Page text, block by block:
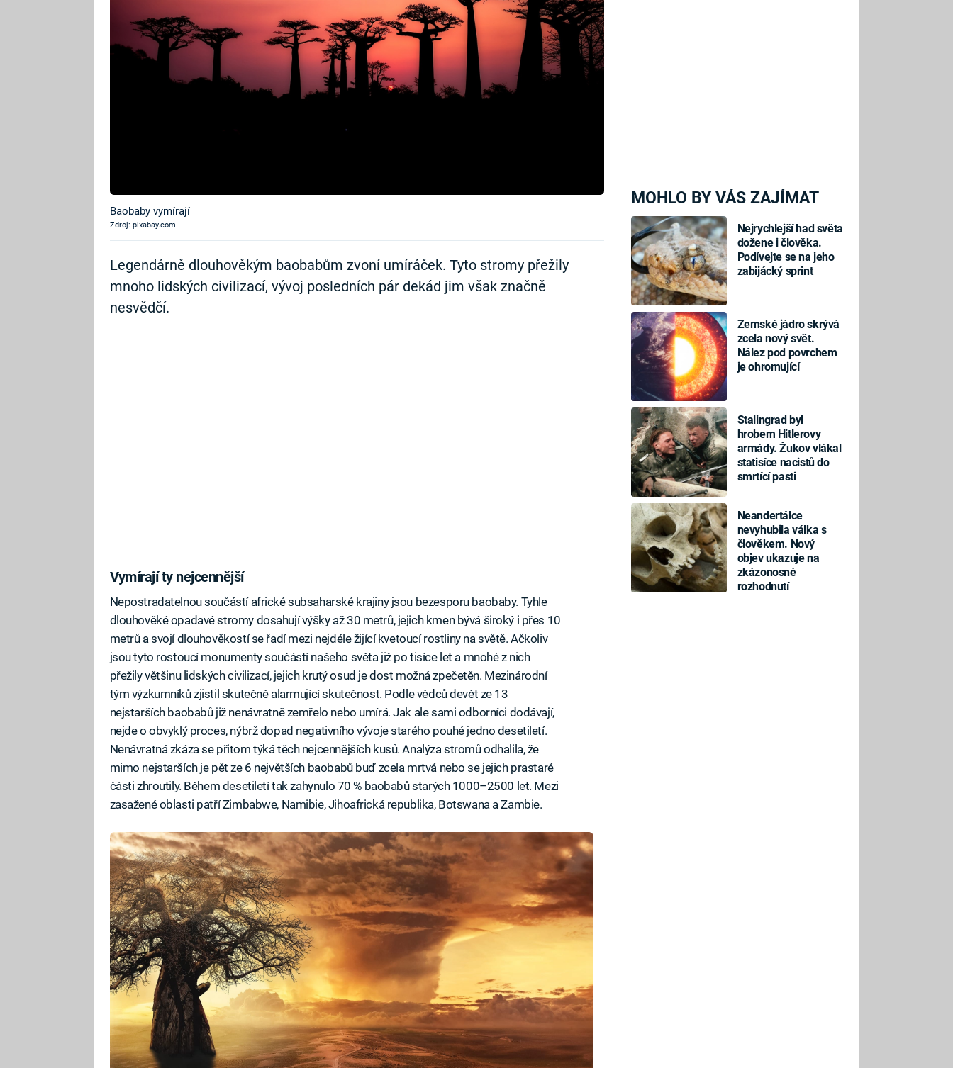
MOHLO BY VÁS ZAJÍMAT
Nejrychlejší had světa
dožene i člověka.
Podívejte se na jeho
zabijácký sprint
Zemské jádro skrývá
zcela nový svět.
Nález pod povrchem
je ohromující
Stalingrad byl
hrobem Hitlerovy
armády. Žukov vlákal
statisíce nacistů do
smrtící pasti
Neandertálce
nevyhubila válka s
člověkem. Nový
objev ukazuje na
zkázonosné
rozhodnutí
Baobaby vymírají
Zdroj: pixabay.com
Legendárně dlouhověkým baobabům zvoní umíráček. Tyto stromy přežily
mnoho lidských civilizací, vývoj posledních pár dekád jim však značně
nesvědčí.
Vymírají ty nejcennější
Nepostradatelnou součástí africké subsaharské krajiny jsou bezesporu baobaby. Tyhle
dlouhověké opadavé stromy dosahují výšky až 30 metrů, jejich kmen bývá široký i přes 10
metrů a svojí dlouhověkostí se řadí mezi nejdéle žijící kvetoucí rostliny na světě. Ačkoliv
jsou tyto rostoucí monumenty součástí našeho světa již po tisíce let a mnohé z nich
přežily většinu lidských civilizací, jejich krutý osud je dost možná zpečetěn. Mezinárodní
tým výzkumníků zjistil skutečně alarmující skutečnost. Podle vědců devět ze 13
nejstarších baobabů již nenávratně zemřelo nebo umírá. Jak ale sami odborníci dodávají,
nejde o obvyklý proces, nýbrž dopad negativního vývoje starého pouhé jedno desetiletí.
Nenávratná zkáza se přitom týká těch nejcennějších kusů. Analýza stromů odhalila, že
mimo nejstarších je pět ze 6 největších baobabů buď zcela mrtvá nebo se jejich prastaré
části zhroutily. Během desetiletí tak zahynulo 70 % baobabů starých 1000–2500 let. Mezi
zasažené oblasti patří Zimbabwe, Namibie, Jihoafrická republika, Botswana a Zambie.